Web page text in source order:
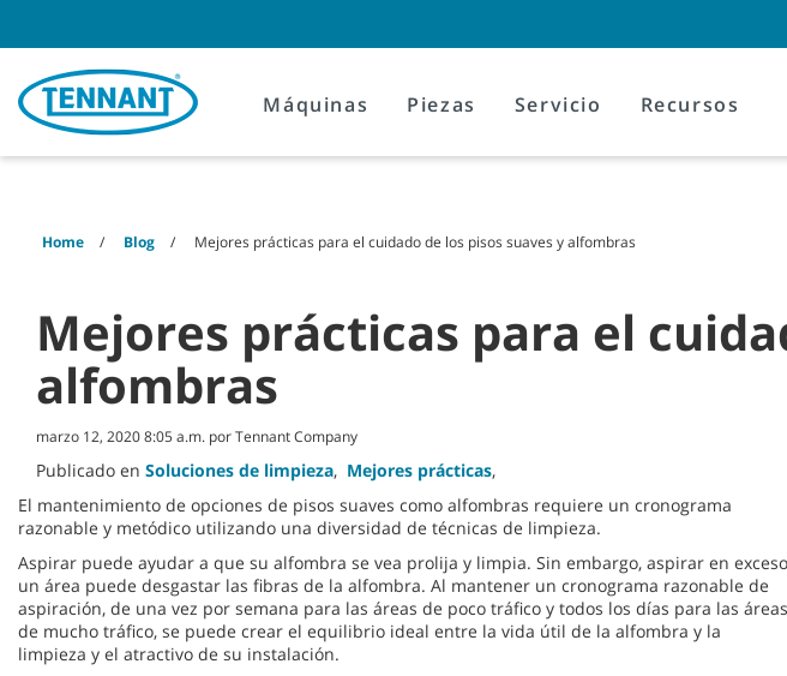
content
navigation
menu
Máquinas Piezas Servicio Recursos
Home Blog Mejores prácticas para el cuidado de los pisos suaves y alfombras
Mejores prácticas para el
alfombras
marzo 12, 2020 8:05 a.m. por Tennant Company
Publicado en Soluciones de limpieza, Mejores prácticas,
El mantenimiento de opciones de pisos suaves como alfombras requiere un cronograma
razonable y metódico utilizando una diversidad de técnicas de limpieza.
Aspirar puede ayudar a que su alfombra se vea prolija y limpia. Sin embargo, aspirar en exceso
un área puede desgastar las fibras de la alfombra. Al mantener un cronograma razonable de
aspiración, de una vez por semana para las áreas de poco tráfico y todos los días para las áreas
de mucho tráfico, se puede crear el equilibrio ideal entre la vida útil de la alfombra y la
limpieza y el atractivo de su instalación.